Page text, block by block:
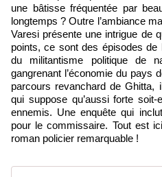
une bâtisse fréquentée par
longtemps ? Outre l’ambiance
Varesi présente une intrigue de
points, ce sont des épisodes de
du militantisme politique de
gangrenant l’économie du pays
parcours revanchard de Ghitta,
qui suppose qu’aussi forte
ennemis. Une enquête qui
pour le commissaire. Tout est
roman policier remarquable !